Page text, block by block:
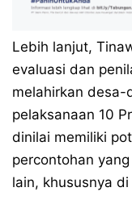
Lebih lanjut,
evaluasi dan
melahirkan desa-
pelaksanaan 10
dinilai memiliki
percontohan
lain, khususnya